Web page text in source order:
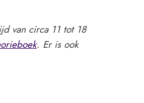
van circa 11 tot 18
. Er is ook